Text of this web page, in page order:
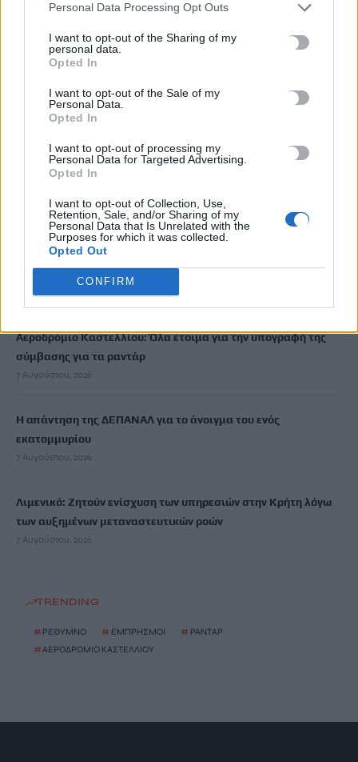
Personal Data Processing Opt Outs
I want to opt-out of the Sharing of my
personal data.
Opted In
I want to opt-out of the Sale of my
Personal Data.
Opted In
I want to opt-out of processing my
Personal Data for Targeted Advertising.
Opted In
I want to opt-out of Collection, Use,
Retention, Sale, and/or Sharing of my
Personal Data that Is Unrelated with the
Purposes for which it was collected.
Opted Out
CONFIRM
Αεροδρόμιο Καστελλίου: Έπεσαν οι υπογραφές για τα ραντάρ
Κουνούπια: Σε εξέλιξη το πρόγραμμα καταπολέμησης στην
Κρήτη – Πώς μπορούν να ενημερώνονται και να συμμετέχουν
οι πολίτες
7 Αυγούστου, 2026
Marfin: Στην Ευελπίδων η 46χρονη που κατηγορείται για τον
7 Αυγούστου, 2026
Θεοδωρικάκος: Συμβάλλουμε στην εθνική ασφάλεια της
πατρίδας μας με νέο αναπτυξιακό καθεστώς για την Άμυνα
7 Αυγούστου, 2026
Αεροδρόμιο Καστελλίου: Όλα έτοιμα για την υπογραφή της
σύμβασης για τα ραντάρ
7 Αυγούστου, 2026
Η απάντηση της ΔΕΠΑΝΑΛ για το άνοιγμα του ενός
εκατομμυρίου
7 Αυγούστου, 2026
Λιμενικό: Ζητούν ενίσχυση των υπηρεσιών στην Κρήτη λόγω
των αυξημένων μεταναστευτικών ροών
7 Αυγούστου, 2026
TRENDING
# ΡΕΘΥΜΝΟ # ΕΜΠΡΗΣΜΟΙ # ΡΑΝΤΑΡ
#ΑΕΡΟΔΡΟΜΙΟ ΚΑΣΤΕΛΛΙΟΥ